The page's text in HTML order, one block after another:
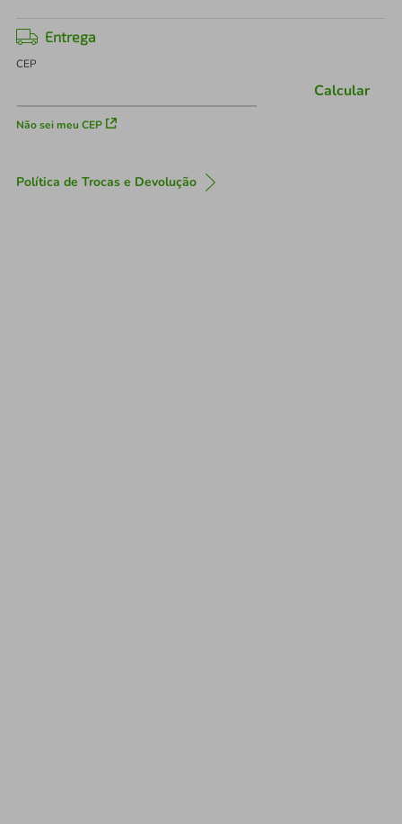
Entrega
CEP
Não sei meu CEP
Calcular
Política de Trocas e Devolução